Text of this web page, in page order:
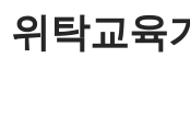
탁교육